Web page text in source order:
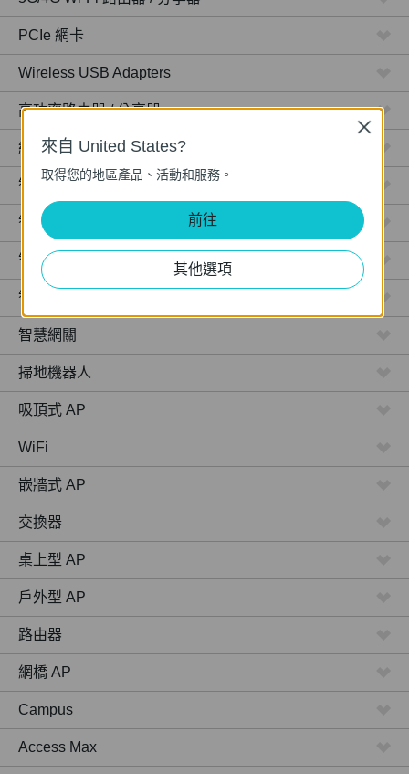
PCIe 網卡
Wireless USB Adapters
高功率路由器 / 分享器
網路攝影機
智慧型插座
智慧型燈泡
智慧開關
智慧感應器
智慧網關
掃地機器人
吸頂式 AP
WiFi
嵌牆式 AP
交換器
桌上型 AP
戶外型 AP
路由器
網橋 AP
Campus
Access Max
來自 United States?
取得您的地區產品、活動和服務。
前往
其他選項
Close